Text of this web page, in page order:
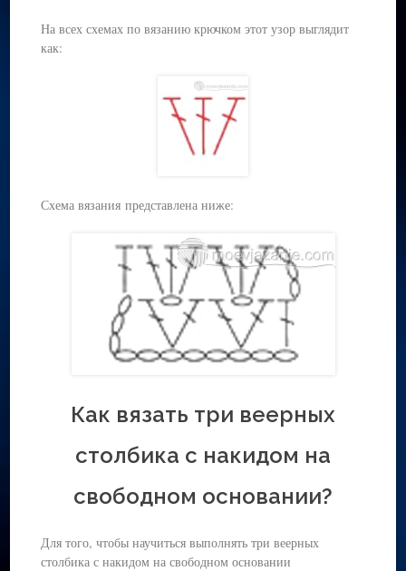
На всех схемах по вязанию крючком этот узор выглядит
как:
Схема вязания представлена ниже:
Как вязать три веерных
столбика с накидом на
свободном основании?
Для того, чтобы научиться выполнять три веерных
столбика с накидом на свободном основании